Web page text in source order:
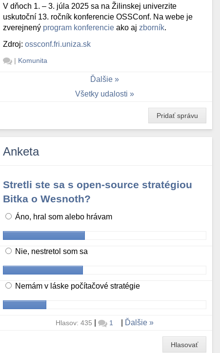
V dňoch 1. – 3. júla 2025 sa na Žilinskej univerzite
uskutoční 13. ročník konferencie OSSConf. Na webe je
zverejnený program konferencie ako aj zborník.
Zdroj:ossconf.fri.uniza.sk
| Komunita
Ďalšie
Všetky udalosti
Pridať správu
Anketa
Stretli ste sa s open-source stratégiou
Bitka o Wesnoth?
Áno, hral som alebo hrávam
Nie, nestretol som sa
Nemám v láske počítačové stratégie
Hlasov: 435 | 1 Ďalšie
Hlasovať